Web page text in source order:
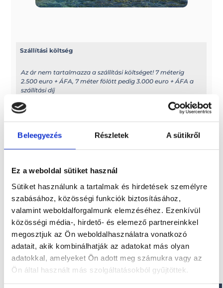
Beleegyezés Részletek A sütikről
Ez a weboldal sütiket használ
Sütiket használunk a tartalmak és hirdetések személyre
szabásához, közösségi funkciók biztosításához,
valamint weboldalforgalmunk elemzéséhez. Ezenkívül
közösségi média-, hirdető- és elemező partnereinkkel
megosztjuk az Ön weboldalhasználatra vonatkozó
adatait, akik kombinálhatják az adatokat más olyan
adatokkal, amelyeket Ön adott meg számukra vagy az
Ön által használt más szolgáltatásokból gyűjtöttek.
Szélesség: 2,225 m
Hossz: 5,35 m
Csőátmérő : 0,50 m max
Száraz tömeg : ~ 450 kg
Személy kapacitása : 9 fő
Paraméterek
Max teljesítmény motorizálás: 1 x 110 LE
CE jóváhagyás C Neoprén-Hypalon
Orca® 1100 dtex
Szállítási költség
Az ár nem tartalmazza a szállítási költséget! 7 méterig
2.500 euro + ÁFA, 7 méter fölött pedig 3.000 euro + ÁFA a
szállítási díj
További információk
A típussal kapcsolatos további információkat az alábbi